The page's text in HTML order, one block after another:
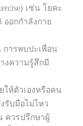
เช่น โยคะ
อกกำลังกาย
การพบปะเพื่อน
งความรู้สึกมี
ให้ตัวเองหรือคน
รับมือไม่ไหว
ควรปรึกษาผู้